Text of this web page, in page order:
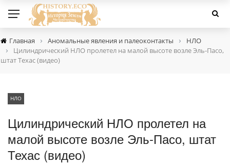
Главная › Аномальные явления и палеоконтакты › НЛО
›
Цилиндрический НЛО пролетел на малой высоте возле Эль-Пасо,
штат Техас (видео)
НЛО
Цилиндрический НЛО пролетел на
малой высоте возле Эль-Пасо, штат
Техас (видео)